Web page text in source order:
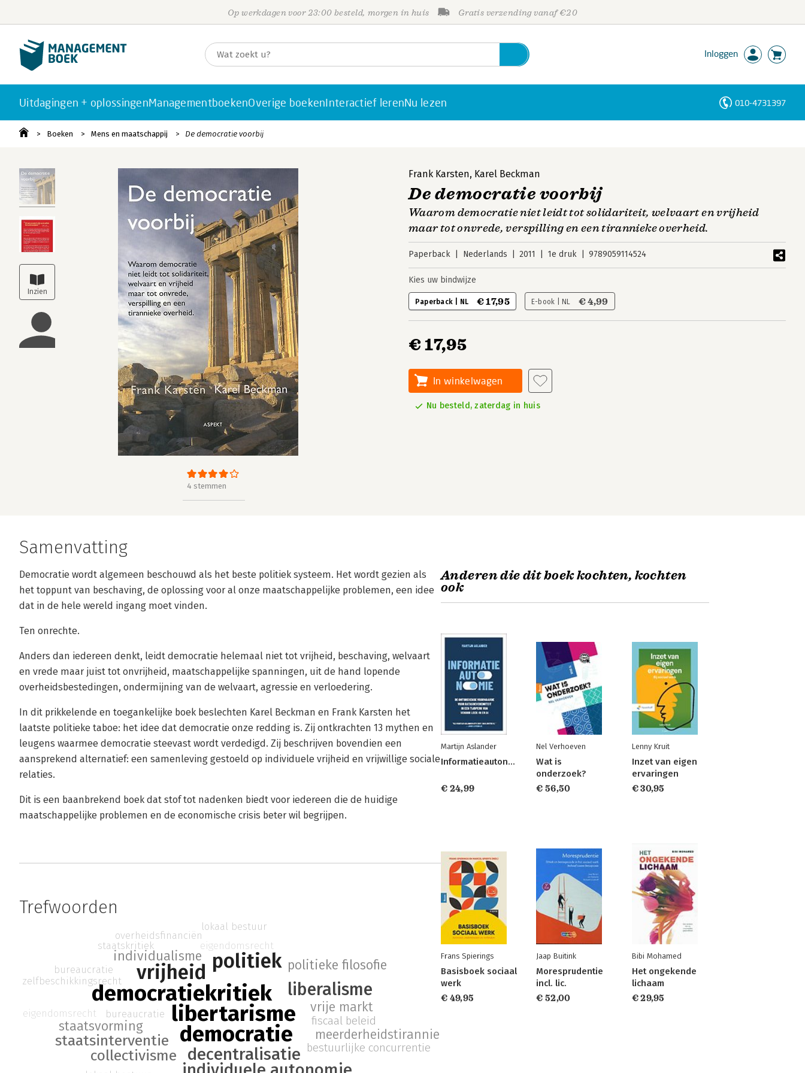
Op werkdagen voor 23:00 besteld, morgen in huis Gratis verzending vanaf €20
Inloggen
Uitdagingen + oplossingenManagementboekenOverige boekenInteractief lerenNu lezen 010-4731397
Boeken Mens en maatschappij De democratie voorbij
4 stemmen
Frank Karsten, Karel Beckman
De democratie voorbij
Waarom democratie niet leidt tot solidariteit, welvaart en vrijheid
maar tot onvrede, verspilling en een tirannieke overheid.
Paperback Nederlands 2011 1e druk 9789059114524
Kies uw bindwijze
Paperback | NL € 17,95 E-book | NL € 4,99
€ 17,95
In winkelwagen
Nu besteld, zaterdag in huis
Samenvatting
Democratie wordt algemeen beschouwd als het beste politiek systeem. Het wordt gezien als
het toppunt van beschaving, de oplossing voor al onze maatschappelijke problemen, een idee
dat in de hele wereld ingang moet vinden.
Ten onrechte.
Anders dan iedereen denkt, leidt democratie helemaal niet tot vrijheid, beschaving, welvaart
en vrede maar juist tot onvrijheid, maatschappelijke spanningen, uit de hand lopende
overheidsbestedingen, ondermijning van de welvaart, agressie en verloedering.
In dit prikkelende en toegankelijke boek beslechten Karel Beckman en Frank Karsten het
laatste politieke taboe: het idee dat democratie onze redding is. Zij ontkrachten 13 mythen en
leugens waarmee democratie steevast wordt verdedigd. Zij beschrijven bovendien een
aansprekend alternatief: een samenleving gestoeld op individuele vrijheid en vrijwillige sociale
relaties.
Dit is een baanbrekend boek dat stof tot nadenken biedt voor iedereen die de huidige
maatschappelijke problemen en de economische crisis beter wil begrijpen.
Trefwoorden
libertarisme
democratie
democratiekritiek
vrijheid politiek
decentralisatie
liberalisme
staatsinterventie
collectivisme
staatsvorming
politieke filosofie
individualisme
meerderheidstirannie
vrije markt
fiscaal beleid
bestuurlijke concurrentie
eigendomsrecht
bureaucratie
eigendomsrecht
zelfbeschikkingsrecht
bureaucratie
staatskritiek
overheidsfinanciën
lokaal bestuur
Anderen die dit boek kochten, kochten
ook
Martijn Aslander
Informatieautonomie
€ 24,99
Nel Verhoeven
Wat is
onderzoek?
€ 56,50
Lenny Kruit
Inzet van eigen
ervaringen
€ 30,95
Frans Spierings
Basisboek sociaal
werk
€ 49,95
Jaap Buitink
Moresprudentie
incl. lic.
€ 52,00
Bibi Mohamed
Het ongekende
lichaam
€ 29,95
Personen